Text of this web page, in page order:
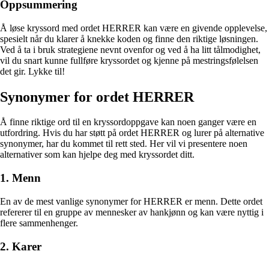
Oppsummering
Å løse kryssord med ordet HERRER kan være en givende opplevelse,
spesielt når du klarer å knekke koden og finne den riktige løsningen.
Ved å ta i bruk strategiene nevnt ovenfor og ved å ha litt tålmodighet,
vil du snart kunne fullføre kryssordet og kjenne på mestringsfølelsen
det gir. Lykke til!
Synonymer for ordet HERRER
Å finne riktige ord til en kryssordoppgave kan noen ganger være en
utfordring. Hvis du har støtt på ordet HERRER og lurer på alternative
synonymer, har du kommet til rett sted. Her vil vi presentere noen
alternativer som kan hjelpe deg med kryssordet ditt.
1. Menn
En av de mest vanlige synonymer for HERRER er menn. Dette ordet
refererer til en gruppe av mennesker av hankjønn og kan være nyttig i
flere sammenhenger.
2. Karer